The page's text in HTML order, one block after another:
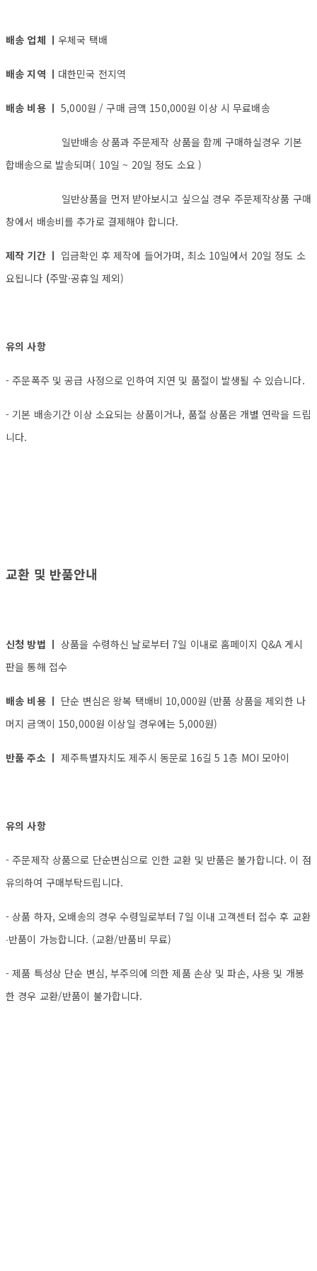
배송 업체 ㅣ 우체국 택배
배송 지역 ㅣ 대한민국 전지역
배송 비용 ㅣ5,000원 / 구매 금액 150,000원 이상 시 무료배송
일반배송 상품과 주문제작 상품을 함께 구매하실경우 기본
합배송으로 발송되며( 10일 ~ 20일 정도 소요 )
일반상품을 먼저 받아보시고 싶으실 경우 주문제작상품 구매
창에서 배송비를 추가로 결제해야 합니다.
제작 기간 ㅣ 입금확인 후 제작에 들어가며, 최소 10일에서 20일 정도 소
요됩니다 (주말·공휴일 제외)
유의 사항
- 주문폭주 및 공급 사정으로 인하여 지연 및 품절이 발생될 수 있습니다.
- 기본 배송기간 이상 소요되는 상품이거나, 품절 상품은 개별 연락을 드립
니다.
교환 및 반품안내
신청 방법 ㅣ상품을 수령하신 날로부터 7일 이내로 홈페이지 Q&A 게시
판을 통해 접수
배송 비용 ㅣ 단순 변심은 왕복 택배비 10,000원 (반품 상품을 제외한 나
머지 금액이 150,000원 이상일 경우에는 5,000원)
반품 주소 ㅣ제주특별자치도 제주시 동문로 16길 5 1층 MOI 모아이
유의 사항
- 주문제작 상품으로 단순변심으로 인한 교환 및 반품은 불가합니다. 이 점
유의하여 구매부탁드립니다.
- 상품 하자, 오배송의 경우 수령일로부터 7일 이내 고객센터 접수 후 교환
∙반품이 가능합니다. (교환/반품비 무료)
- 제품 특성상 단순 변심, 부주의에 의한 제품 손상 및 파손, 사용 및 개봉
한 경우 교환/반품이 불가합니다.